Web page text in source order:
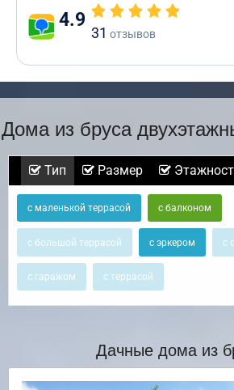
4.9
31 отзывов
Дома из бруса
Тип Размер
с маленькой террасой с балконом
с большой террасой с эркером с
с гаражом с террасой
Дачные дома из